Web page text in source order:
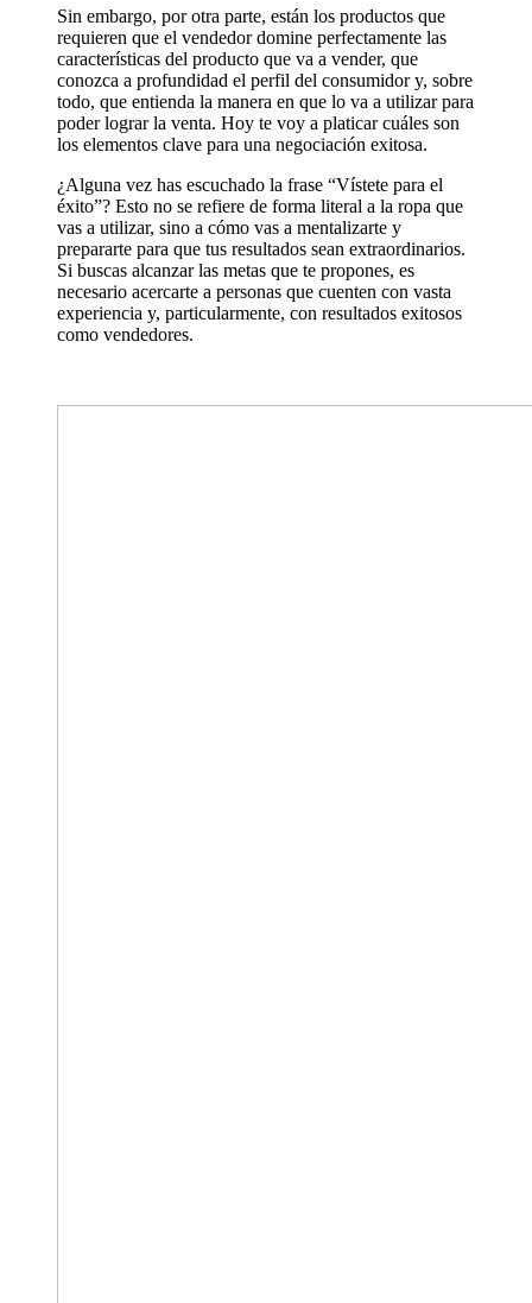
Sin embargo, por otra parte, están los productos que
requieren que el vendedor domine perfectamente las
características del producto que va a vender, que
conozca a profundidad el perfil del consumidor y, sobre
todo, que entienda la manera en que lo va a utilizar para
poder lograr la venta. Hoy te voy a platicar cuáles son
los elementos clave para una negociación exitosa.
¿Alguna vez has escuchado la frase “Vístete para el
éxito”? Esto no se refiere de forma literal a la ropa que
vas a utilizar, sino a cómo vas a mentalizarte y
prepararte para que tus resultados sean extraordinarios.
Si buscas alcanzar las metas que te propones, es
necesario acercarte a personas que cuenten con vasta
experiencia y, particularmente, con resultados exitosos
como vendedores.